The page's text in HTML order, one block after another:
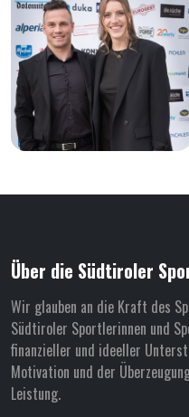
Über die Südtiroler
Wir glauben an die Kraft des
Südtiroler Sportlerinnen und
finanzieller und ideeller
Motivation und der
Leistung.